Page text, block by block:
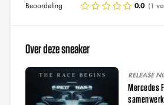
Beoordeling 0.0 (1
Over deze sneaker
RELEASE
Mercedes